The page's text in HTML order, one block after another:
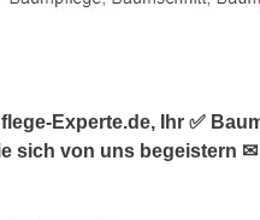
Experte.de, Ihr ✅
sich von uns begeistern